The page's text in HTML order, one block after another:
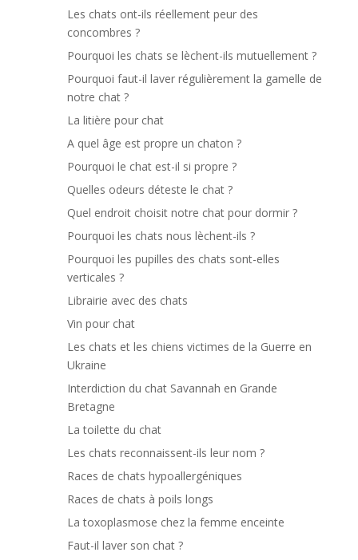
Les chats ont-ils réellement peur des
concombres ?
Pourquoi les chats se lèchent-ils mutuellement ?
Pourquoi faut-il laver régulièrement la gamelle de
notre chat ?
La litière pour chat
A quel âge est propre un chaton ?
Pourquoi le chat est-il si propre ?
Quelles odeurs déteste le chat ?
Quel endroit choisit notre chat pour dormir ?
Pourquoi les chats nous lèchent-ils ?
Pourquoi les pupilles des chats sont-elles
verticales ?
Librairie avec des chats
Vin pour chat
Les chats et les chiens victimes de la Guerre en
Ukraine
Interdiction du chat Savannah en Grande
Bretagne
La toilette du chat
Les chats reconnaissent-ils leur nom ?
Races de chats hypoallergéniques
Races de chats à poils longs
La toxoplasmose chez la femme enceinte
Faut-il laver son chat ?